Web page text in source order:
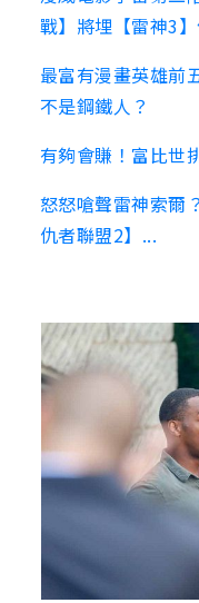
戰】將埋【雷神3
最富有漫畫英雄前
不是鋼鐵人？
有夠會賺！富比世
怒怒嗆聲雷神索爾
仇者聯盟2】...